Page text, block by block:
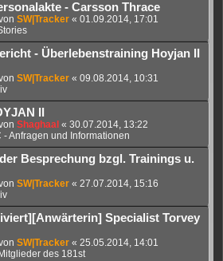
- Carsson Thrace
SW|Tracker « 01.09.2014, 17:01
- Überlebenstraining Hoyjan II
SW|Tracker « 09.08.2014, 10:31
II
Shaghaal « 30.07.2014, 13:22
- Anfragen und Informationen
Besprechung bzgl. Trainings u.
SW|Tracker « 27.07.2014, 15:16
Specialist Torvey
SW|Tracker « 25.05.2014, 14:01
des 181st